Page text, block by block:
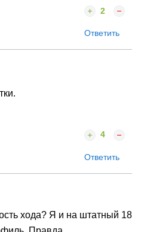
2
Ответить
4
Ответить
хода? Я и на штатный 18